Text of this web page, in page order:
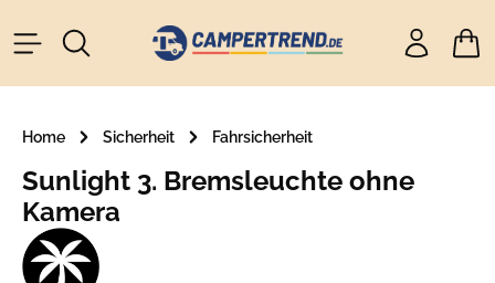
springen
Home Sicherheit Fahrsicherheit
Sunlight 3. Bremsleuchte ohne
Kamera